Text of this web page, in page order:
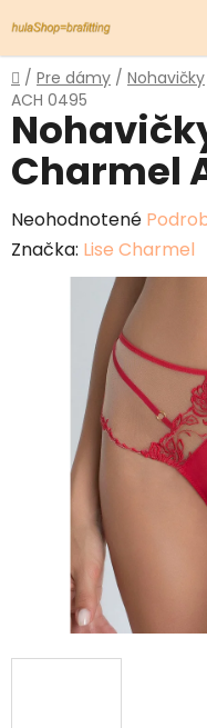
na
obsah
Domov
/ Pre dámy / Nohavičky
ACH 0495
Charmel
Priemerné
hodnotenie
produktu
hviezdičiek.
Neohodnotené
Značka: Lise Charmel